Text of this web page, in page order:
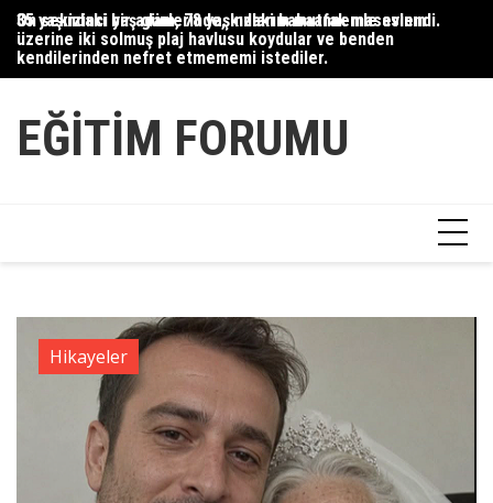
Skip
content
35 yaşındaki bir adam, 78 yaşındaki babaannemle evlendi.
On sekizinci yaş günlerinde, kızlarım mutfak masasının
üzerine iki solmuş plaj havlusu koydular ve benden
kendilerinden nefret etmememi istediler.
EĞITIM FORUMU
Hikayeler